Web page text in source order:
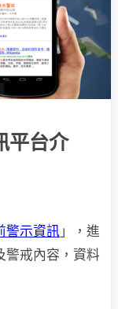
平台介
警示資訊 」，進
警戒內容，資料